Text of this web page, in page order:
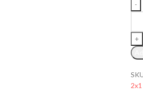
2x1